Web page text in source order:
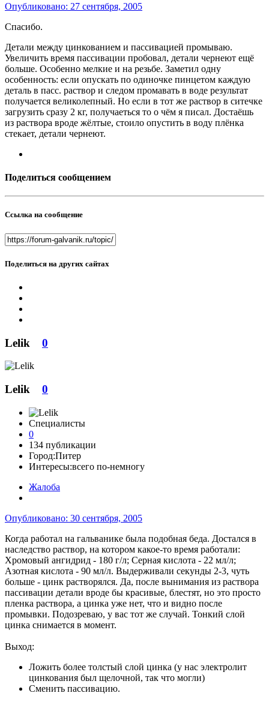
Опубликовано: 27 сентября, 2005
Спасибо.
Детали между цинкованием и пассивацией промываю.
Увеличить время пассивации пробовал, детали чернеют ещё
больше. Особенно мелкие и на резьбе. Заметил одну
особенность: если опускать по одиночке пинцетом каждую
деталь в пасс. раствор и следом промавать в воде результат
получается великолепный. Но если в тот же раствор в ситечке
загрузить сразу 2 кг, получаеться то о чём я писал. Достаёшь
из раствора вроде жёлтые, стоило опустить в воду плёнка
стекает, детали чернеют.
Поделиться сообщением
Ссылка на сообщение
Поделиться на других сайтах
Lelik 0
Lelik 0
Специалисты
0
134 публикации
Город:Питер
Интересы:всего по-немногу
Жалоба
Опубликовано: 30 сентября, 2005
Когда работал на гальванике была подобная беда. Достался в
наследство раствор, на котором какое-то время работали:
Хромовый ангидрид - 180 г/л; Серная кислота - 22 мл/л;
Азотная кислота - 90 мл/л. Выдерживали секунды 2-3, чуть
больше - цинк растворялся. Да, после вынимания из раствора
пассивации детали вроде бы красивые, блестят, но это просто
пленка раствора, а цинка уже нет, что и видно после
промывки. Подозреваю, у вас тот же случай. Тонкий слой
цинка снимается в момент.
Выход:
Ложить более толстый слой цинка (у нас электролит
цинкования был щелочной, так что могли)
Сменить пассивацию.